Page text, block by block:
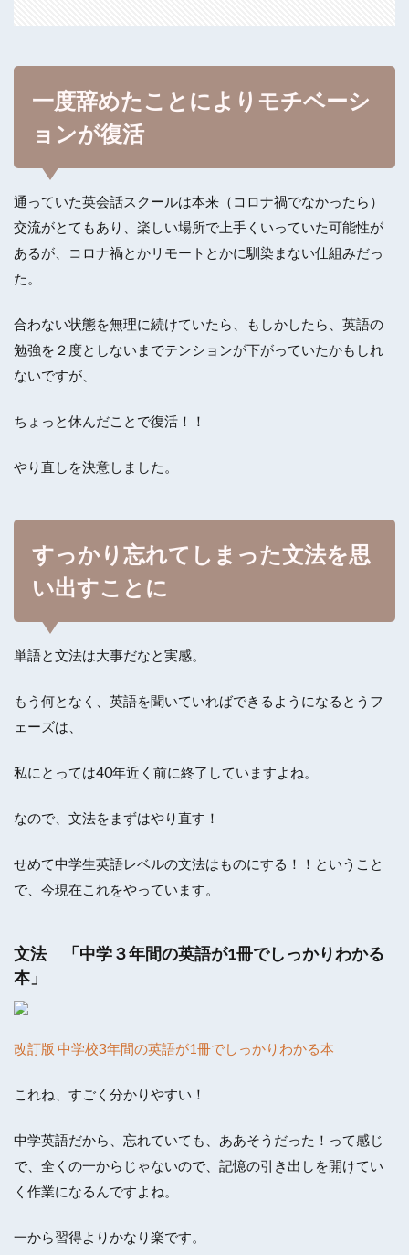
一度辞めたことによりモチベーシ
ョンが復活
通っていた英会話スクールは本来（コロナ禍でなかったら）
交流がとてもあり、楽しい場所で上手くいっていた可能性が
あるが、コロナ禍とかリモートとかに馴染まない仕組みだっ
た。
合わない状態を無理に続けていたら、もしかしたら、英語の
勉強を２度としないまでテンションが下がっていたかもしれ
ないですが、
ちょっと休んだことで復活！！
やり直しを決意しました。
すっかり忘れてしまった文法を思
い出すことに
単語と文法は大事だなと実感。
もう何となく、英語を聞いていればできるようになるとうフ
ェーズは、
私にとっては40年近く前に終了していますよね。
なので、文法をまずはやり直す！
せめて中学生英語レベルの文法はものにする！！ということ
で、今現在これをやっています。
文法 「 中学３年間の英語が1冊でしっかりわかる
本」
改訂版 中学校3年間の英語が1冊でしっかりわかる本
これね、すごく分かりやすい！
中学英語だから、忘れていても、ああそうだった！って感じ
で、全くの一からじゃないので、記憶の引き出しを開けてい
く作業になるんですよね。
一から習得よりかなり楽です。